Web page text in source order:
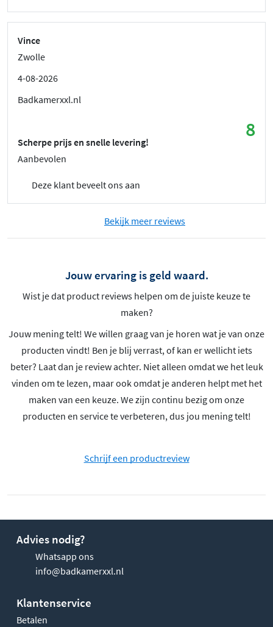
Vince
Zwolle
4-08-2026
Badkamerxxl.nl
8
Scherpe prijs en snelle levering!
Aanbevolen
Deze klant beveelt ons aan
Bekijk meer reviews
Jouw ervaring is geld waard.
Wist je dat product reviews helpen om de juiste keuze te
maken?
Jouw mening telt! We willen graag van je horen wat je van onze
producten vindt! Ben je blij verrast, of kan er wellicht iets
beter? Laat dan je review achter. Niet alleen omdat we het leuk
vinden om te lezen, maar ook omdat je anderen helpt met het
maken van een keuze. We zijn continu bezig om onze
producten en service te verbeteren, dus jou mening telt!
Schrijf een productreview
Advies nodig?
Whatsapp ons
info@badkamerxxl.nl
Klantenservice
Betalen